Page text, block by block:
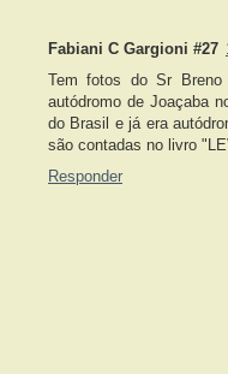
Fabiani C Gargioni #27
Tem fotos do Sr
autódromo de Joaçaba
do Brasil e já era
são contadas no livro
Responder